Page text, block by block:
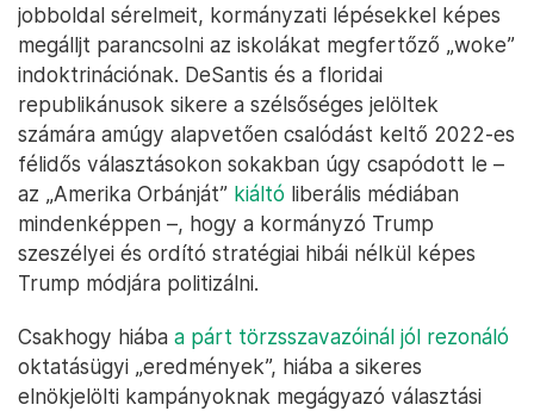
jobboldal sérelmeit, kormányzati lépésekkel képes
megálljt parancsolni az iskolákat megfertőző „woke”
indoktrinációnak. DeSantis és a floridai
republikánusok sikere a szélsőséges jelöltek
számára amúgy alapvetően csalódást keltő 2022-es
félidős választásokon sokakban úgy csapódott le –
az „Amerika Orbánját” kiáltó liberális médiában
mindenképpen –, hogy a kormányzó Trump
szeszélyei és ordító stratégiai hibái nélkül képes
Trump módjára politizálni.
Csakhogy hiába a párt törzsszavazóinál jól rezonáló
oktatásügyi „eredmények”, hiába a sikeres
elnökjelölti kampányoknak megágyazó választási